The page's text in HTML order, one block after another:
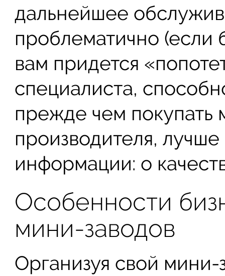
дальнейшее
проблематично (если
вам придется
специалиста,
прежде чем покупать
производителя,
информации: о
Особенности
мини-заводов
Организуя свой мини-